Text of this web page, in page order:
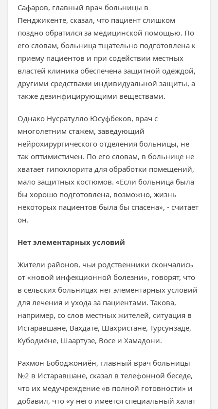
Сафаров, главный врач больницы в
Пенджикенте, сказал, что пациент слишком
поздно обратился за медицинской помощью. По
его словам, больница тщательно подготовлена к
приему пациентов и при содействии местных
властей клиника обеспечена защитной одеждой,
другими средствами индивидуальной защиты, а
также дезинфицирующими веществами.
Однако Нусратулло Юсуфбеков, врач с
многолетним стажем, заведующий
нейрохирургического отделения больницы, не
так оптимистичен. По его словам, в больнице не
хватает гипохлорита для обработки помещений,
мало защитных костюмов. «Если больница была
бы хорошо подготовлена, возможно, жизнь
некоторых пациентов была бы спасена», - считает
он.
Нет элементарных условий
Жители районов, чьи родственники скончались
от «новой инфекционной болезни», говорят, что
в сельских больницах нет элементарных условий
для лечения и ухода за пациентами. Такова,
например, со слов местных жителей, ситуация в
Истаравшане, Вахдате, Шахристане, Турсунзаде,
Кубодиёне, Шаартузе, Восе и Хамадони.
Рахмон Бободжониён, главный врач больницы
№2 в Истаравшане, сказал в телефонной беседе,
что их медучреждение «в полной готовности» и
добавил, что «у него имеется специальный халат